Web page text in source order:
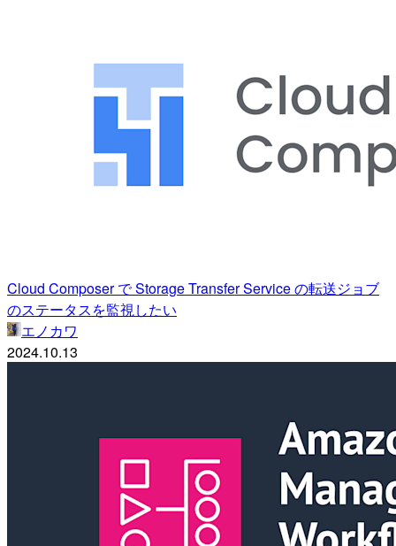
Cloud Composer で Storage Transfer Service の転送ジョブ
のステータスを監視したい
エノカワ
2024.10.13